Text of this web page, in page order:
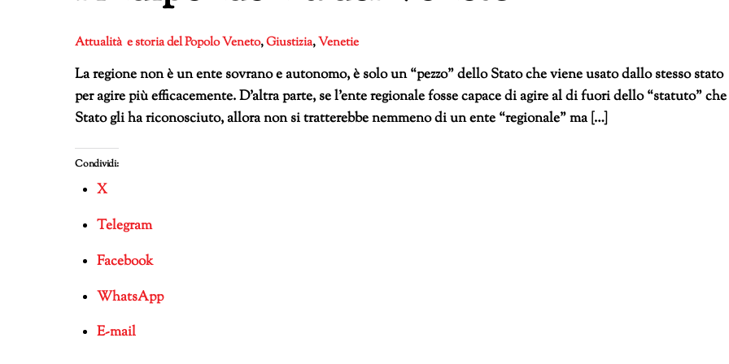
Attualità e storia del Popolo Veneto,Giustizia,Venetie
La regione non è un ente sovrano e autonomo, è solo un “pezzo” dello Stato che viene usato dallo stesso stato
per agire più efficacemente. D’altra parte, se l’ente regionale fosse capace di agire al di fuori dello “statuto”
Stato gli ha riconosciuto, allora non si tratterebbe nemmeno di un ente “regionale” ma […]
Condividi:
X
Telegram
Facebook
WhatsApp
E-mail